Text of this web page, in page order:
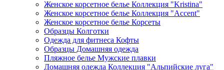
Женское корсетное белье Коллекция "Kristina"
Женское корсетное белье Коллекция "Accent"
Женское корсетное белье Корсеты
Образцы Колготки
Одежда для фитнеса Кофты
Образцы Домашняя одежда
Пляжное белье Мужские плавки
Домашняя одежда Коллекция "Альпийские луга"